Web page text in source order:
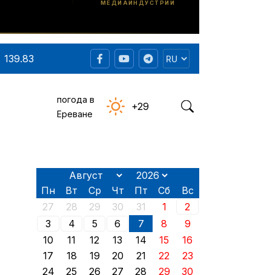
139.83
погода в
Ереване
+29
Пн Вт Ср Чт Пт Сб
Вс
27
28 29 30 31 1
2
3
4 5 6 7 8
9
10
11 12 13 14 15
16
17
18 19 20 21 22
23
24
25 26 27 28 29
30